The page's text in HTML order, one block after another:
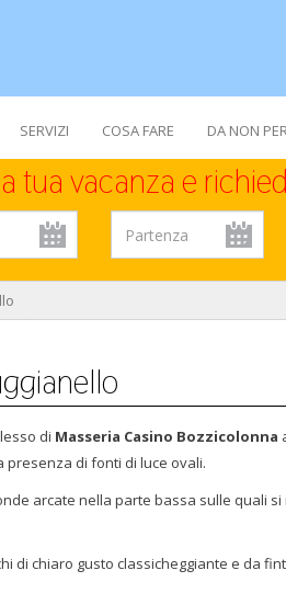
SERVIZI COSA FARE DA NON
tua vacanza e
di Masseria Casino Bozzicolonna
di fonti di luce ovali.
arcate nella parte bassa sulle quali
di chiaro gusto classicheggiante e da